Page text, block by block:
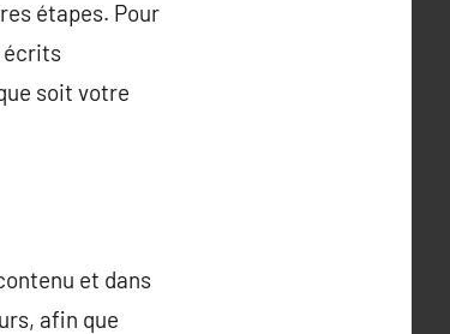
étapes. Pour
écrits
soit votre
et dans
afin que